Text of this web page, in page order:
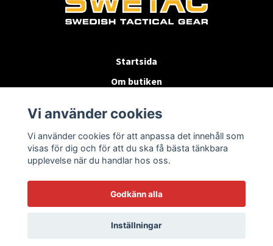
Startsida
Om butiken
Byten & Returer
Kontakta oss
Vi använder cookies
Vi använder cookies för att anpassa det innehåll som
visas för dig och för att du ska få bästa tänkbara
upplevelse när du handlar hos oss.
Godkänn alla
Inställningar